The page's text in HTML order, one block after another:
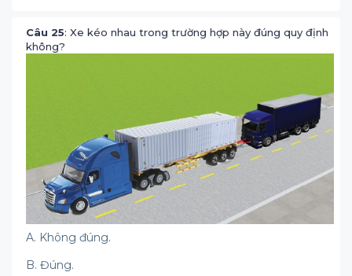
Câu 25: Xe kéo nhau trong trường hợp này đúng quy định
không?
A. Không đúng.
B. Đúng.